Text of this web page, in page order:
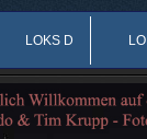
LOKS D